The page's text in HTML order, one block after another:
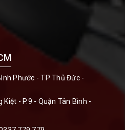
Phước - TP Thủ Đức -
- P.9 - Quận Tân Bình -